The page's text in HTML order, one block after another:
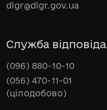
dlgr@dlgr.gov.ua
Служба
(096) 880-10-10
(056) 470-11-01
(цілодобово)